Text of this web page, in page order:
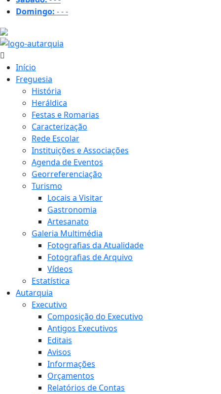
Domingo: ---
Início
Freguesia
História
Heráldica
Festas e Romarias
Caracterização
Rede Escolar
Instituições e Associações
Agenda de Eventos
Georreferenciação
Turismo
Locais a Visitar
Gastronomia
Artesanato
Galeria Multimédia
Fotografias da Atualidade
Fotografias de Arquivo
Vídeos
Estatística
Autarquia
Executivo
Composição do Executivo
Antigos Executivos
Editais
Avisos
Informações
Orçamentos
Relatórios de Contas